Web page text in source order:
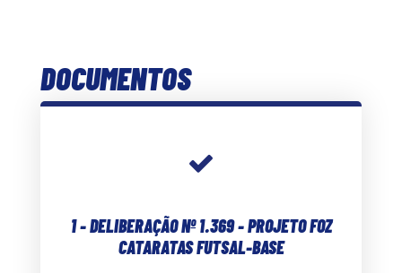
DOCUMENTOS
1 - DELIBERAÇÃO Nº 1.369 - PROJETO FOZ
CATARATAS FUTSAL-BASE